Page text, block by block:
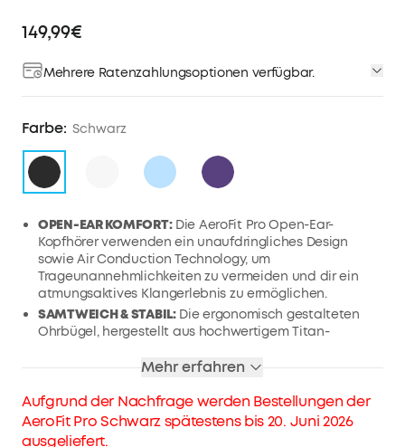
149,99€
Mehrere Ratenzahlungsoptionen verfügbar.
Farbe: Schwarz
OPEN-EAR KOMFORT:Die AeroFit Pro Open-Ear-
Kopfhörer verwenden ein unaufdringliches Design
sowie Air Conduction Technology, um
Trageunannehmlichkeiten zu vermeiden und dir ein
atmungsaktives Klangerlebnis zu ermöglichen.
SAMTWEICH & STABIL:Die ergonomisch gestalteten
Ohrbügel, hergestellt aus hochwertigem Titan-
der Form aller Ohren an. Jeder Ohrbügel besteht aus
für weichen Komfort.
SOUND OHNE KOMPROMISSE:Die AeroFit Pro Open-
Ear-Kopfhörer verfügen über eine 16,2mm große,
Mehr erfahren
Aufgrund der Nachfrage werden Bestellungen der
AeroFit Pro Schwarz spätestens bis 20. Juni 2026
ausgeliefert.